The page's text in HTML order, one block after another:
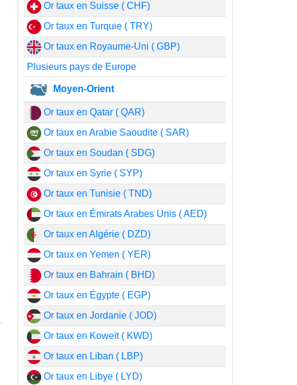
Or taux en Suisse ( CHF)
Or taux en Turquie ( TRY)
Or taux en Royaume-Uni ( GBP)
Plusieurs pays de Europe
Moyen-Orient
Or taux en Qatar ( QAR)
Or taux en Arabie Saoudite ( SAR)
Or taux en Soudan ( SDG)
Or taux en Syrie ( SYP)
Or taux en Tunisie ( TND)
Or taux en Émirats Arabes Unis ( AED)
Or taux en Algérie ( DZD)
Or taux en Yemen ( YER)
Or taux en Bahrain ( BHD)
Or taux en Égypte ( EGP)
Or taux en Jordanie ( JOD)
Or taux en Koweït ( KWD)
Or taux en Liban ( LBP)
Or taux en Libye ( LYD)